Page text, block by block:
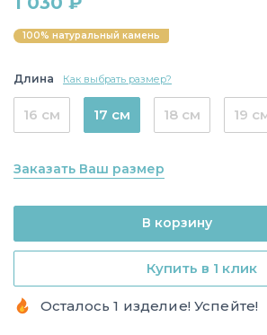
100% натуральный камень
Длина Как выбрать размер?
16 см 17 см 18 см 19
Заказать Ваш размер
Купить в 1 клик
В корзину
Осталось 1 изделие! Успейте!